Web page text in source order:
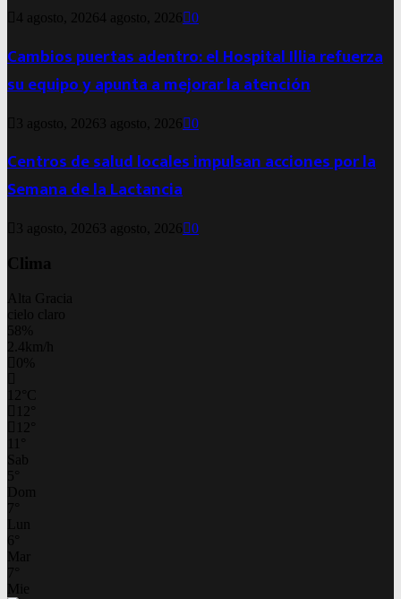
4 agosto, 20264 agosto, 2026 0
Cambios puertas adentro: el Hospital Illia refuerza
su equipo y apunta a mejorar la atención
3 agosto, 2026 3 agosto, 2026 0
Centros de salud locales impulsan acciones por la
Semana de la Lactancia
3 agosto, 2026 3 agosto, 2026 0
Clima
Alta Gracia
cielo claro
58%
2.4km/h
0%
C
Sab
5
Dom
7
Lun
6
Mar
7
Mie